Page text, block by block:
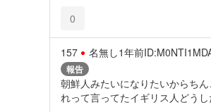
0
157 名無し1年前
報告
朝鮮人みたいになりたいからちん
れって言ってたイギリス人どうし